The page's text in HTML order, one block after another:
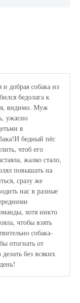
добрая собака из
бедолага к
видимо. Муж
ужасно
в
бедный пёс
чтоб его
жалко стало,
повышать на
сразу же
нас в разные
хотя никто
чтобы взять
собака-
отогнать от
без всяких